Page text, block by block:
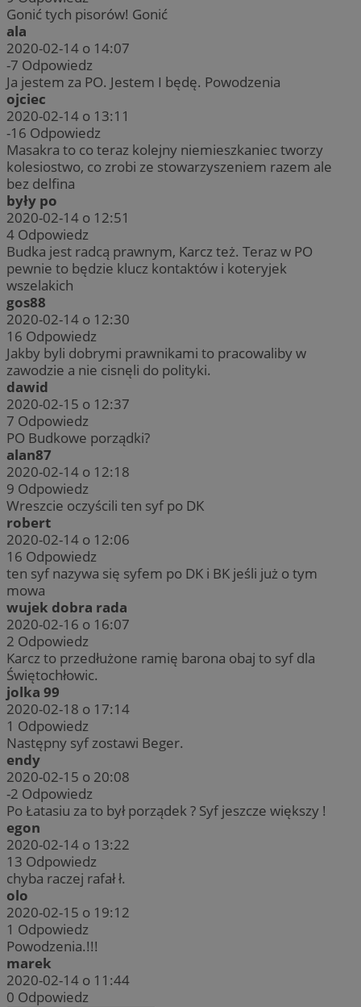
Gonić tych pisorów! Gonić
ala
2020-02-14 o 14:07
-7 Odpowiedz
Ja jestem za PO. Jestem I będę. Powodzenia
ojciec
2020-02-14 o 13:11
-16 Odpowiedz
Masakra to co teraz kolejny niemieszkaniec tworzy
kolesiostwo, co zrobi ze stowarzyszeniem razem ale
bez delfina
były po
2020-02-14 o 12:51
4 Odpowiedz
Budka jest radcą prawnym, Karcz też. Teraz w PO
pewnie to będzie klucz kontaktów i koteryjek
wszelakich
gos88
2020-02-14 o 12:30
16 Odpowiedz
Jakby byli dobrymi prawnikami to pracowaliby w
zawodzie a nie cisnęli do polityki.
dawid
2020-02-15 o 12:37
7 Odpowiedz
PO Budkowe porządki?
alan87
2020-02-14 o 12:18
9 Odpowiedz
Wreszcie oczyścili ten syf po DK
robert
2020-02-14 o 12:06
16 Odpowiedz
ten syf nazywa się syfem po DK i BK jeśli już o tym
mowa
wujek dobra rada
2020-02-16 o 16:07
2 Odpowiedz
Karcz to przedłużone ramię barona obaj to syf dla
Świętochłowic.
jolka 99
2020-02-18 o 17:14
1 Odpowiedz
Następny syf zostawi Beger.
endy
2020-02-15 o 20:08
-2 Odpowiedz
Po Łatasiu za to był porządek ? Syf jeszcze większy !
egon
2020-02-14 o 13:22
13 Odpowiedz
chyba raczej rafał ł.
olo
2020-02-15 o 19:12
1 Odpowiedz
Powodzenia.!!!
marek
2020-02-14 o 11:44
0 Odpowiedz